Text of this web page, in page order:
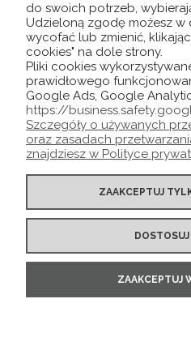
MOJE
O
do swoich potrzeb,
Udzieloną zgodę możesz
wycofać lub zmienić,
cookies" na dole strony.
Pliki cookies
prawidłowego
Google Ads, Google
https://
Szczegóły o używanych
oraz zasadach
znajdziesz w Polityce
ZAAKCEPTUJ
ZAAKCEPTUJ